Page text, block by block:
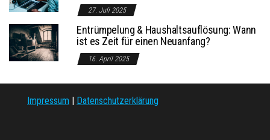
27. Juli 2025
Entrümpelung & Haushaltsauflösung: Wann
ist es Zeit für einen Neuanfang?
16. April 2025
Impressum | Datenschutzerklärung